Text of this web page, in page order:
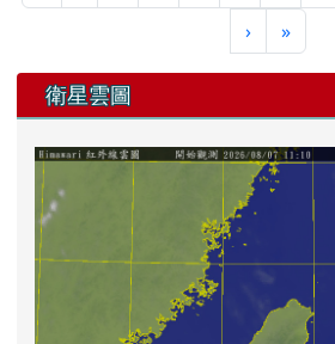
›下一頁
»最後頁
左邊區域內容
衛星雲圖